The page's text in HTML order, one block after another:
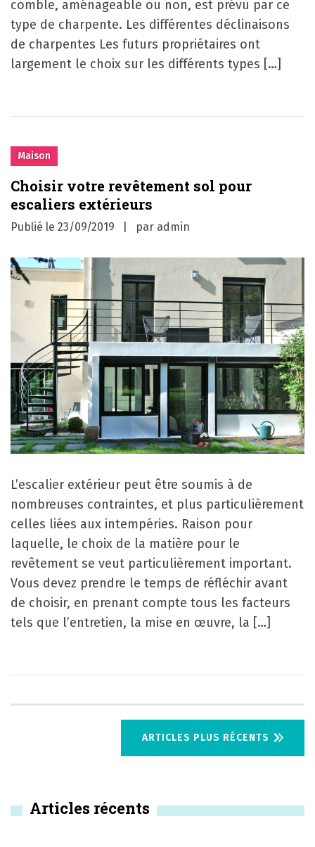
comble, aménageable ou non, est prévu par ce
type de charpente. Les différentes déclinaisons
de charpentes Les futurs propriétaires ont
largement le choix sur les différents types […]
Maison
Choisir votre revêtement sol pour
escaliers extérieurs
Publié le 23/09/2019 par admin
L’escalier extérieur peut être soumis à de
nombreuses contraintes, et plus particulièrement
celles liées aux intempéries. Raison pour
laquelle, le choix de la matière pour le
revêtement se veut particulièrement important.
Vous devez prendre le temps de réfléchir avant
de choisir, en prenant compte tous les facteurs
tels que l’entretien, la mise en œuvre, la […]
i
ARTICLES PLUS RÉCENTS
Articles récents